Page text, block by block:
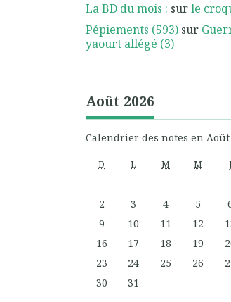
La BD du mois : surle
Pépiements (593) sur
yaourt allégé (3)
Août 2026
Calendrier des notes en Août
D L M M J
2
3 4 5
9
10 11 12
16
17 18 19
23
24 25 26
30
31